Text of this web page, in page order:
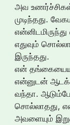
அவ
முடிந்தது.
எதுவும்
இருந்தது.
என்
என்னுடன்
வந்தா.
சொல்லாதது,
அவளையும்